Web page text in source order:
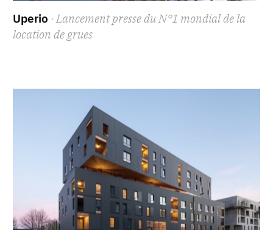
Uperio · Lancement presse du N°1 mondial de la
location de grues